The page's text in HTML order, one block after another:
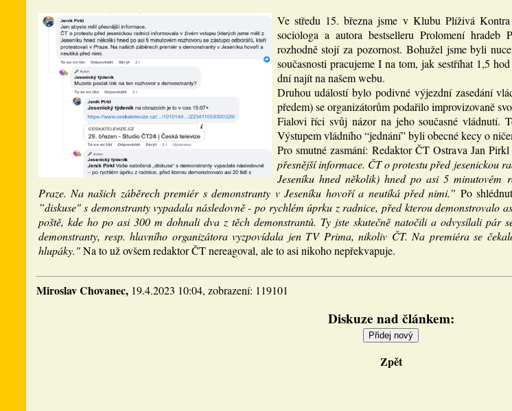
Ve středu 15. března jsme v Klubu Plíživá
sociologa a autora bestselleru Prolomení hradeb
rozhodně stojí za pozornost. Bohužel jsme byli
současnosti pracujeme I na tom, jak sestříhat 1,5
dní najít na našem webu.
Druhou událostí bylo podivné výjezdní zasedání
předem) se organizátorům podařilo improvizovaně
Fialovi říci svůj názor na jeho současné vládnutí.
Výstupem vládního “jednání” byli obecné kecy o
Pro smutné zasmání: Redaktor ČT Ostrava Jan
přesnější informace. ČT o protestu před jesenickou
Jeseníku hned několik) hned po asi 5 minutovém
Praze. Na našich záběrech premiér s demonstranty v Jeseníku hovoří a neutíká před nimi.” Po
”diskuse" s demonstranty vypadala následovně - po rychlém úprku z radnice, před kterou demonstrovalo
poště, kde ho po asi 300 m dohnali dva z těch demonstrantů. Ty jste skutečně natočili a odvysílali pár
demonstranty, resp. hlavního organizátora vyzpovídala jen TV Prima, nikoliv ČT. Na premiéra se
hlupáky."Na to už ovšem redaktor ČT nereagoval, ale to asi nikoho nepřekvapuje.
Miroslav Chovanec, 19.4.2023 10:04, zobrazení: 119101
Diskuze nad článkem:
Zpět